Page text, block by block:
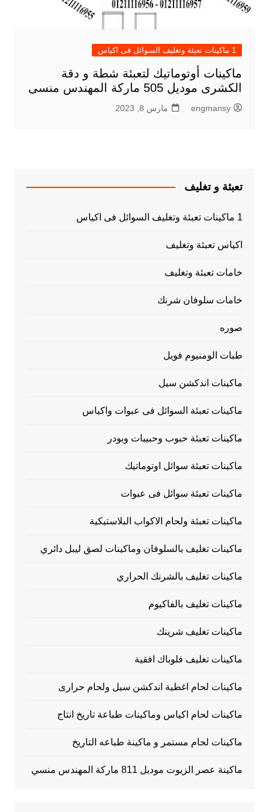
1 ماكينات تعبئة وتغليف السوائل فى اكياس
ماكينات أوتوماتيك لتعبئة شطة و دقة
الكشرى موديل 505 ماركة المهندس منسى
engmansy مارس 8, 2023
تعبئة و تغليف
1 ماكينات تعبئة وتغليف السوائل فى اكياس
اكياس تعبئة وتغليف
خامات تعبئة وتغليف
خامات سلوفان شرنك
صوره
طبات الومنيوم فويل
ماكينات اندكشن سيل
ماكينات تعبئة السوائل فى عبوات واكياس
ماكينات تعبئة حبوب وحبيبات وبودر
ماكينات تعبئة سوائل اوتوماتيك
ماكينات تعبئة سوائل فى عبوات
ماكينات تعبئة ولحام الاكواب البلاستيكية
ماكينات تغليف بالسلوفان وماكينات لصق ليبل دائري
ماكينات تغليف بالشرنك الحراري
ماكينات تغليف بالفاكيوم
ماكينات تغليف شرينك
ماكينات تغليف فلوباك افقية
ماكينات لحام اغطية اندكشن سيل ولحام حرارى
ماكينات لحام اكياس وماكينات طباعة تاريخ انتاج
ماكينات لحام مستمر و ماكينة طباعه التاريخ
ماكينة عصر الزيوت موديل 811 ماركة المهندس منسي